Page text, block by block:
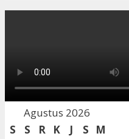
Agustus 2026
S
S R K J S
M